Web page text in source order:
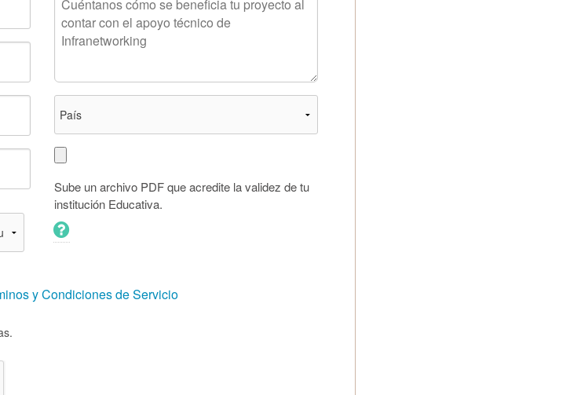
Sube un archivo PDF que acredite la validez de tu
institución Educativa.
y Condiciones de Servicio